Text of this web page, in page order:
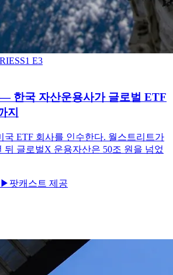
S1 E3
한국 자산운용사가 글로벌 ETF
지
국 ETF 회사를 인수한다. 월스트리트가
뒤 글로벌X 운용자산은 50조 원을 넘었
▶ 팟캐스트 제공